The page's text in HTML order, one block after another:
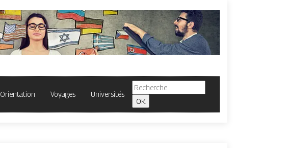
Orientation Voyages Universités